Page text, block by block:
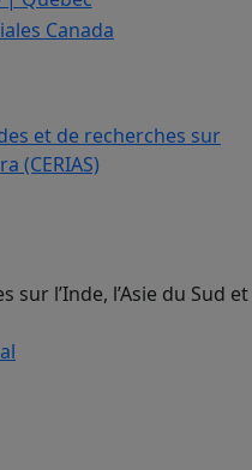
sur l’Inde, l’Asie du Sud et